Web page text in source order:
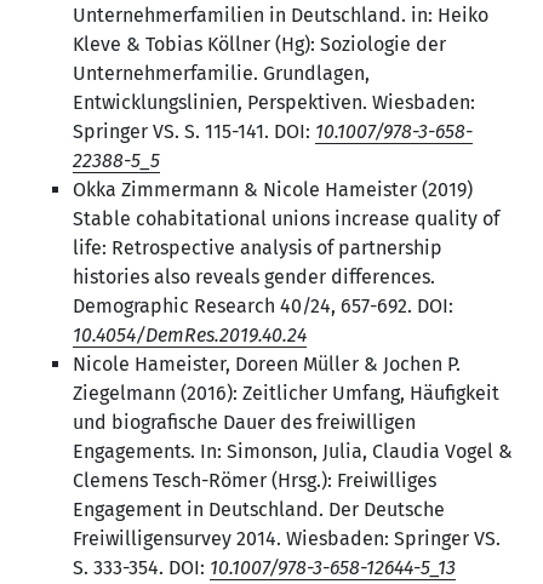
Unternehmerfamilien in Deutschland. in: Heiko
Kleve & Tobias Köllner (Hg): Soziologie der
Unternehmerfamilie. Grundlagen,
Entwicklungslinien, Perspektiven. Wiesbaden:
Springer VS. S. 115-141. DOI: 10.1007/978-3-658-
22388-5_5
Okka Zimmermann & Nicole Hameister (2019)
Stable cohabitational unions increase quality of
life: Retrospective analysis of partnership
histories also reveals gender differences.
Demographic Research 40/24, 657-692. DOI:
10.4054/DemRes.2019.40.24
Nicole Hameister, Doreen Müller & Jochen P.
Ziegelmann (2016): Zeitlicher Umfang, Häufigkeit
und biografische Dauer des freiwilligen
Engagements. In: Simonson, Julia, Claudia Vogel &
Clemens Tesch-Römer (Hrsg.): Freiwilliges
Engagement in Deutschland. Der Deutsche
Freiwilligensurvey 2014. Wiesbaden: Springer VS.
S. 333-354. DOI: 10.1007/978-3-658-12644-5_13